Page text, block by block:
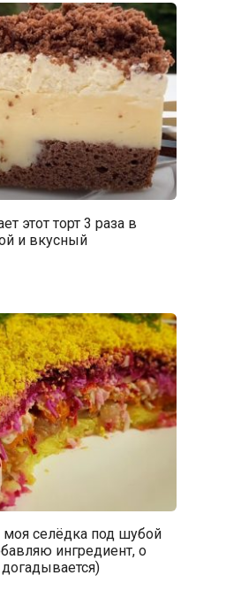
этот торт 3 раза в
и вкусный
моя селёдка под шубой
ингредиент, о